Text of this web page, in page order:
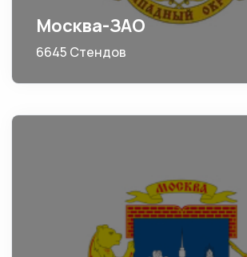
Москва-ЗАО
6645 Стендов